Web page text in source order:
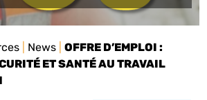
News |OFFRE D’EMPLOI :
ET SANTÉ AU TRAVAIL